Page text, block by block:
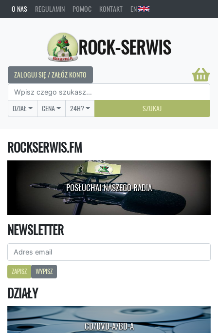
O NAS REGULAMIN POMOC KONTAKT EN
ROCK-SERWIS
ZALOGUJ SIĘ / ZAŁÓŻ KONTO
DZIAŁ CENA 24H? SZUKAJ
ROCKSERWIS.FM
POSŁUCHAJ NASZEGO RADIA
NEWSLETTER
ZAPISZ WYPISZ
DZIAŁY
CD/DVD-A/BD-A